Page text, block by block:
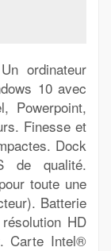
ordinateur
10 avec
Powerpoint,
Finesse et
Dock
de qualité.
toute une
Batterie
HD
Carte Intel®